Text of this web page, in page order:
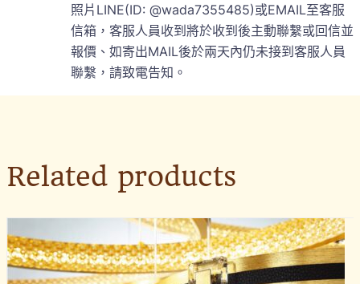
照片LINE(ID: @wada7355485)或EMAIL至客服
信箱，客服人員收到將於收到後主動聯繫或回信並
報價、如寄出MAIL後於兩天內仍未接到客服人員
聯繫，請致電告知。
Related products